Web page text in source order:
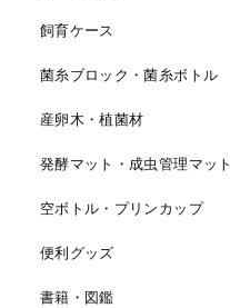
飼育ケース
菌糸ブロック・菌糸ボトル
産卵木・植菌材
発酵マット・成虫管理マット
空ボトル・プリンカップ
便利グッズ
書籍・図鑑